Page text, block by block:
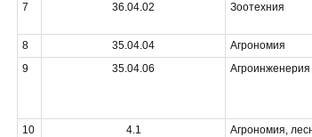
7
36.04.02 Зоотехния
8 35.04.04 Агрономия
9
35.04.06 Агроинженерия
10
4.1 Агрономия,